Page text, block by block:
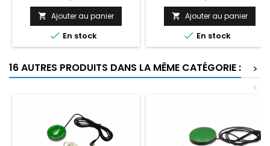
force d'activation de 100g. Il
est disponible en 5 couleurs.
 Ajouter au panier
 En stock
cm et une force d'activation
de 142g. Disponible en 5
couleurs.
 Ajouter au panier
 En stock
16 AUTRES PRODUITS DANS LA MÊME CATÉGORIE :
>
<